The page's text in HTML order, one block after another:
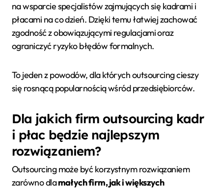
na wsparcie specjalistów zajmujących się kadrami i
płacami na co dzień. Dzięki temu łatwiej zachować
zgodność z obowiązującymi regulacjami oraz
ograniczyć ryzyko błędów formalnych.
To jeden z powodów, dla których outsourcing cieszy
się rosnącą popularnością wśród przedsiębiorców.
Dla jakich firm outsourcing kadr
i płac będzie najlepszym
rozwiązaniem?
Outsourcing może być korzystnym rozwiązaniem
zarówno dlamałych firm, jak i większych